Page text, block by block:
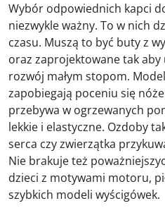
Wybór odpowiednich kapci
niezwykle ważny. To w nich
czasu. Muszą to być buty z
oraz zaprojektowane tak
rozwój małym stopom.
zapobiegają poceniu się
przebywa w ogrzewanych
lekkie i elastyczne. Ozdoby
serca czy zwierzątka
Nie brakuje też
dzieci z motywami motoru,
szybkich modeli wyścigówek.